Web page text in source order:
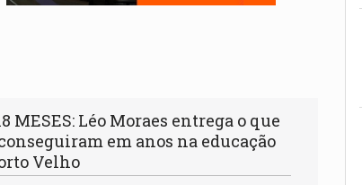
MESES: Léo Moraes entrega o que
em anos na educação
Velho